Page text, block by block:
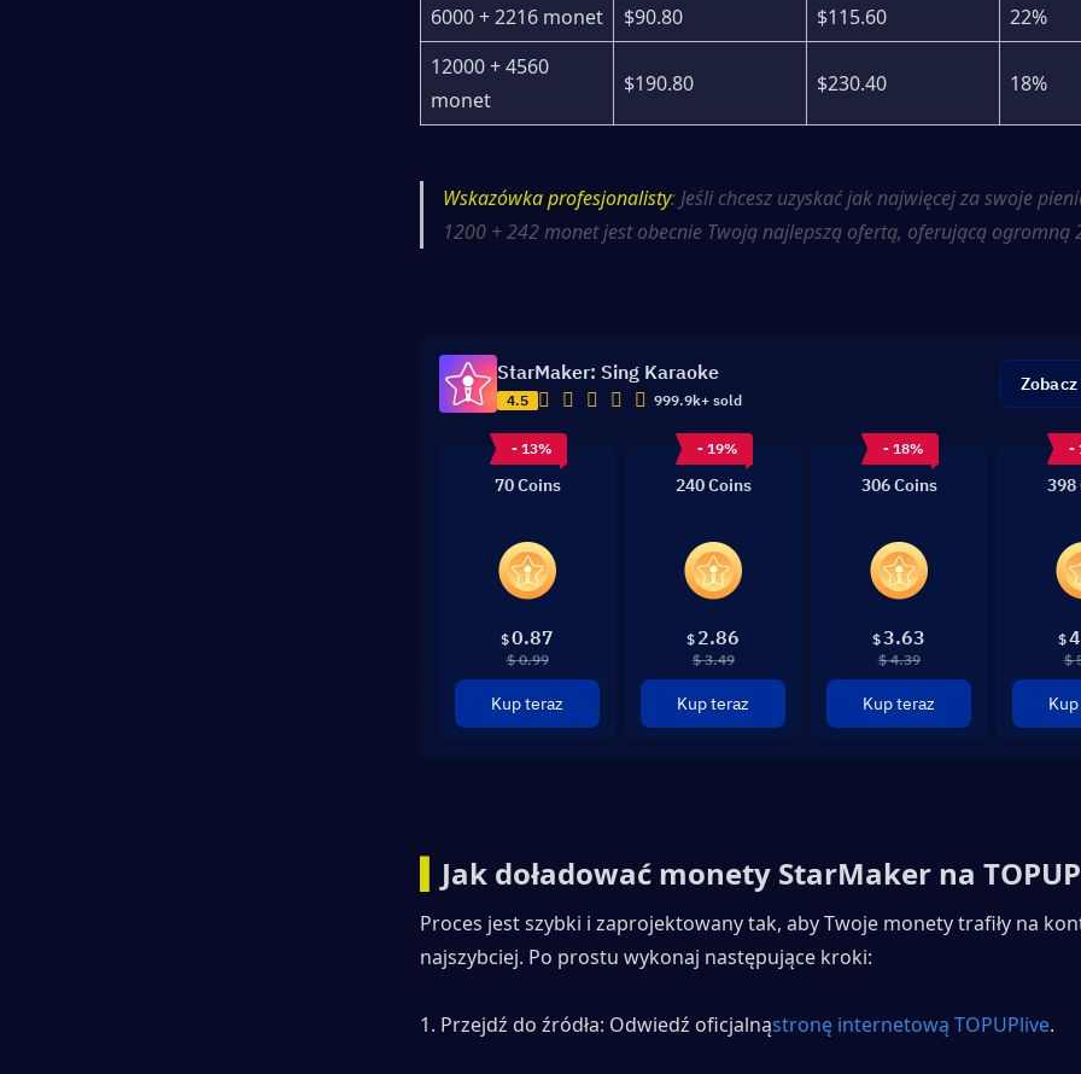
6000 + 2216 monet
$90.80 $115.60
22%
12000 + 4560
monet
$190.80 $230.40 18%
Wskazówka profesjonalisty: Jeśli chcesz uzyskać jak najwięcej za swoje
1200 + 242 monet jest obecnie Twoją najlepszą ofertą, oferującą ogromną
StarMaker: Sing Karaoke
4.5 999.9k+ sold
- 13%
70 Coins
$0.87
$ 0.99
Kup teraz
- 19%
240 Coins
$ 2.86
$ 3.49
Kup teraz
- 18%
306 Coins
$3.63
$ 4.39
Kup teraz
-
398
$
$
Jak doładować monety StarMaker na
Proces jest szybki i zaprojektowany tak, aby Twoje monety trafiły na
najszybciej. Po prostu wykonaj następujące kroki:
1. Przejdź do źródła: Odwiedź oficjalnąstronę internetową TOPUPlive.